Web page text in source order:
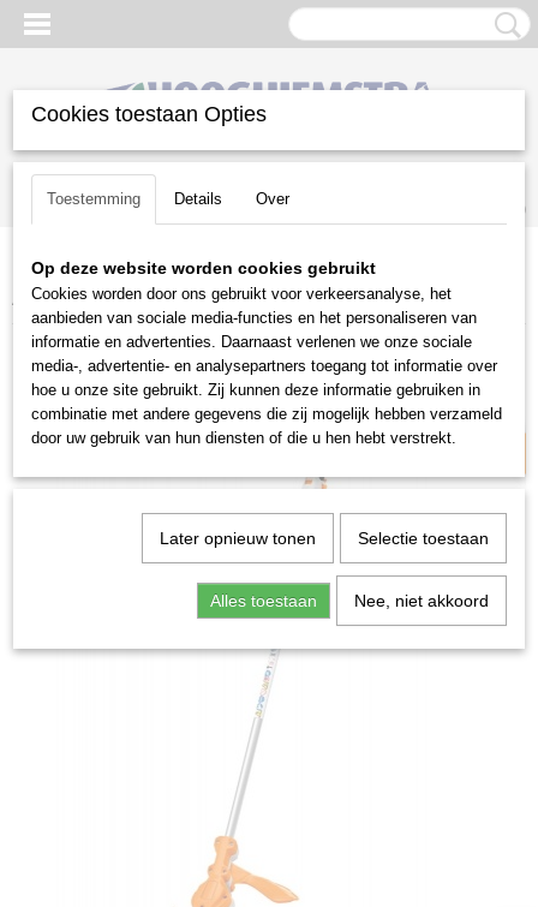
Inloggen Registreren
(0)
Home >Gazononderhoud>Stihl accu programma
Accutrimmers/-bosmaaiers>Stihl FSA 110 R accutrimmer
AP-Systeem
Cookies toestaan Opties
Toestemming Details Over
Op deze website worden cookies gebruikt
Cookies worden door ons gebruikt voor verkeersanalyse, het
aanbieden van sociale media-functies en het personaliseren van
informatie en advertenties. Daarnaast verlenen we onze sociale
media-, advertentie- en analysepartners toegang tot informatie over
hoe u onze site gebruikt. Zij kunnen deze informatie gebruiken in
combinatie met andere gegevens die zij mogelijk hebben verzameld
door uw gebruik van hun diensten of die u hen hebt verstrekt.
Later opnieuw tonen Selectie toestaan
Alles toestaan Nee, niet akkoord